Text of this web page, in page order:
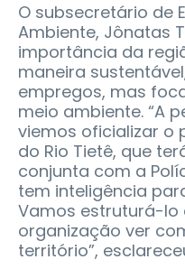
O subsecretário de
Ambiente, Jônatas
importância da
maneira
empregos, mas
meio ambiente. “A
viemos oficializar o
do Rio Tietê, que
conjunta com a
tem inteligência
Vamos estruturá-lo
organização ver
território”,